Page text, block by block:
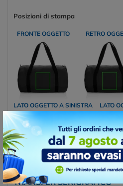
Posizioni di stampa
FRONTE OGGETTO RETRO
LATO OGGETTO A SINISTRA LATO
TRANSFER SERIGRAFICO